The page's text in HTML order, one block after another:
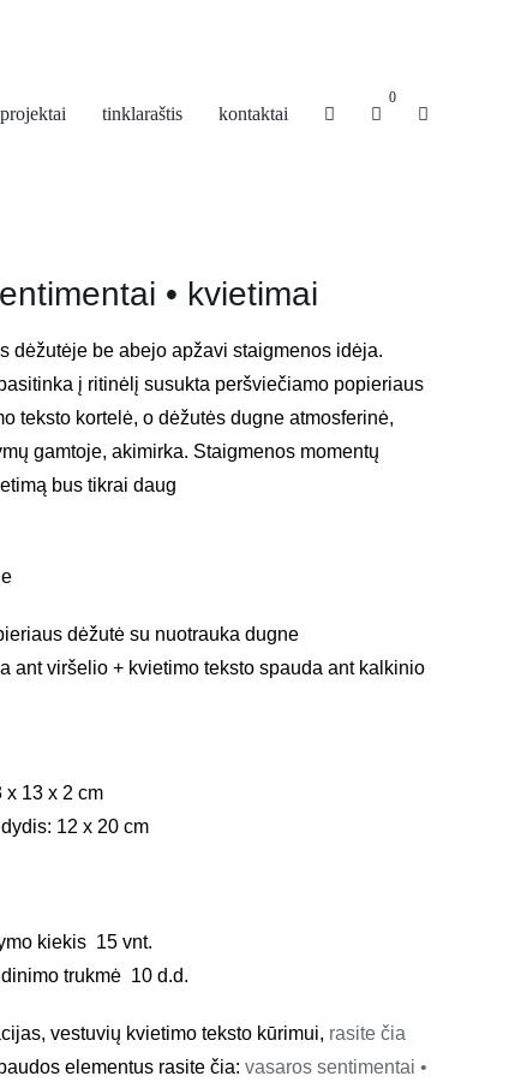
projektai tinklaraštis kontaktai
0
• kvietimai
dėžutėje be abejo apžavi staigmenos idėja.
į ritinėlį susukta peršviečiamo popieriaus
teksto kortelė, o dėžutės dugne atmosferinė,
gamtoje, akimirka. Staigmenos momentų
bus tikrai daug
dėžutė su nuotrauka dugne
ant viršelio + kvietimo teksto spauda ant kalkinio
x 13 x 2 cm
12 x 20 cm
kiekis 15 vnt.
trukmė 10 d.d.
vestuvių kvietimo teksto kūrimui, rasite čia
elementus rasite čia: vasaros sentimentai •